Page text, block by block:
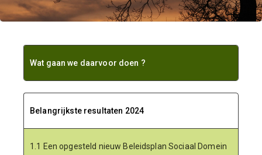
Wat gaan we daarvoor doen ?
Belangrijkste resultaten 2024
1.1 Een opgesteld nieuw Beleidsplan Sociaal Domein